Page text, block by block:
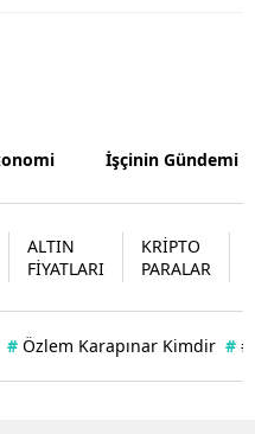
Batman
Bartın
Ardahan
İşçinin Gündemi
ALTIN
FİYATLARI
KRİPTO
PARALAR
# Özlem Karapınar Kimdir #